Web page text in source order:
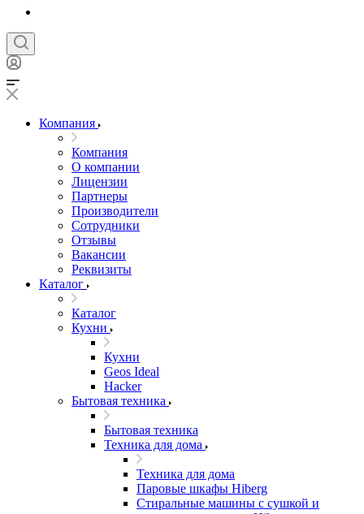
Компания
Компания
О компании
Лицензии
Партнеры
Производители
Сотрудники
Отзывы
Вакансии
Реквизиты
Каталог
Каталог
Кухни
Кухни
Geos Ideal
Hacker
Бытовая техника
Бытовая техника
Техника для дома
Техника для дома
Паровые шкафы Hiberg
Стиральные машины с сушкой и